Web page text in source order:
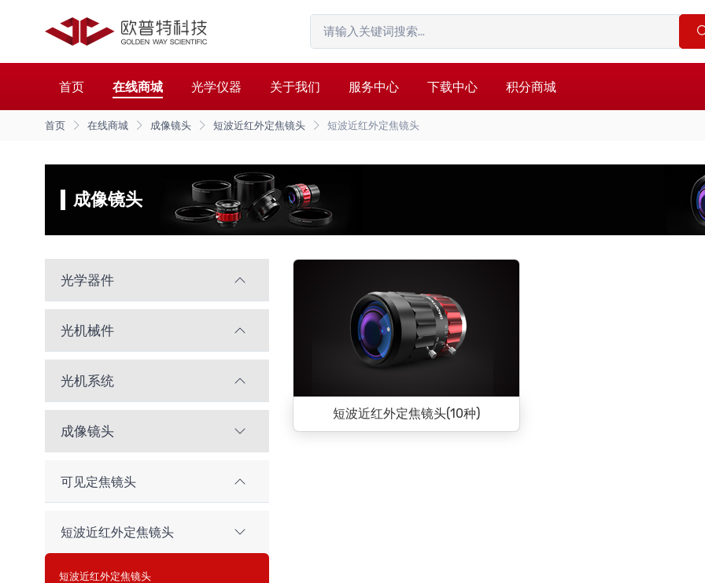
首页 在线商城 光学仪器 关于我们 服务中心 下载中心 积分商城
首页 在线商城 成像镜头 短波近红外定焦镜头 短波近红外定焦镜头
成像镜头
光学器件
光机械件
光机系统
成像镜头
可见定焦镜头
短波近红外定焦镜头
短波近红外定焦镜头
短波近红外定焦镜头(10种)